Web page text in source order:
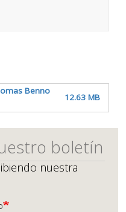
Benno
12.63 MB
boletín
nuestra